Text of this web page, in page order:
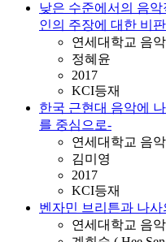
낮은 수준에서의 음
인의 주장에 대한 비
연세대학교 음
정혜윤
2017
KCI등재
한국 근현대 음악에
를 중심으로-
연세대학교 음
김미영
2017
KCI등재
벤자민 브리튼과 나사
연세대학교 음